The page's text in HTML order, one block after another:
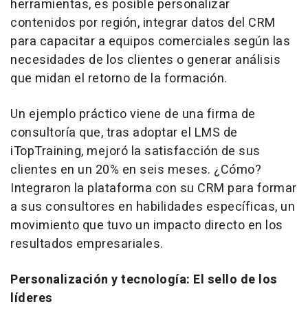
herramientas, es posible personalizar
contenidos por región, integrar datos del CRM
para capacitar a equipos comerciales según las
necesidades de los clientes o generar análisis
que midan el retorno de la formación.
Un ejemplo práctico viene de una firma de
consultoría que, tras adoptar el LMS de
iTopTraining, mejoró la satisfacción de sus
clientes en un 20% en seis meses. ¿Cómo?
Integraron la plataforma con su CRM para formar
a sus consultores en habilidades específicas, un
movimiento que tuvo un impacto directo en los
resultados empresariales.
Personalización y tecnología: El sello de los
líderes